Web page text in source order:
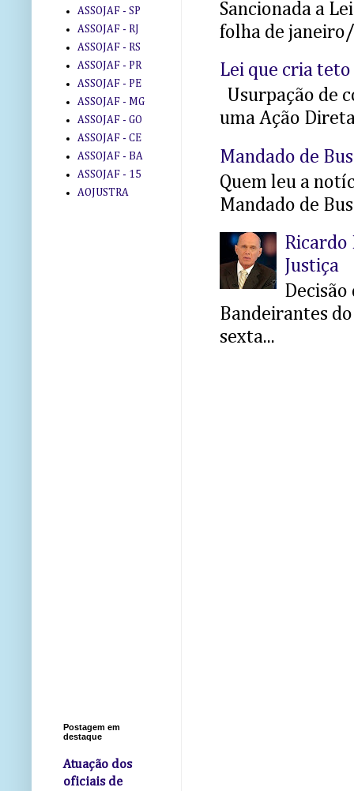
Sancionada a
folha de
Lei que cria
Usurpação de
uma Ação
Mandado de
Quem leu a
Mandado de
Ricardo
Justiça
Decisão
Bandeirantes
sexta...
ASSOJAF - SP
ASSOJAF - RJ
ASSOJAF - RS
ASSOJAF - PR
ASSOJAF - PE
ASSOJAF - MG
ASSOJAF - GO
ASSOJAF - CE
ASSOJAF - BA
ASSOJAF - 15
AOJUSTRA
Postagem em
destaque
Atuação dos
oficiais de